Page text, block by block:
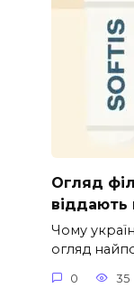
Огляд
Чому
огляд
0 35